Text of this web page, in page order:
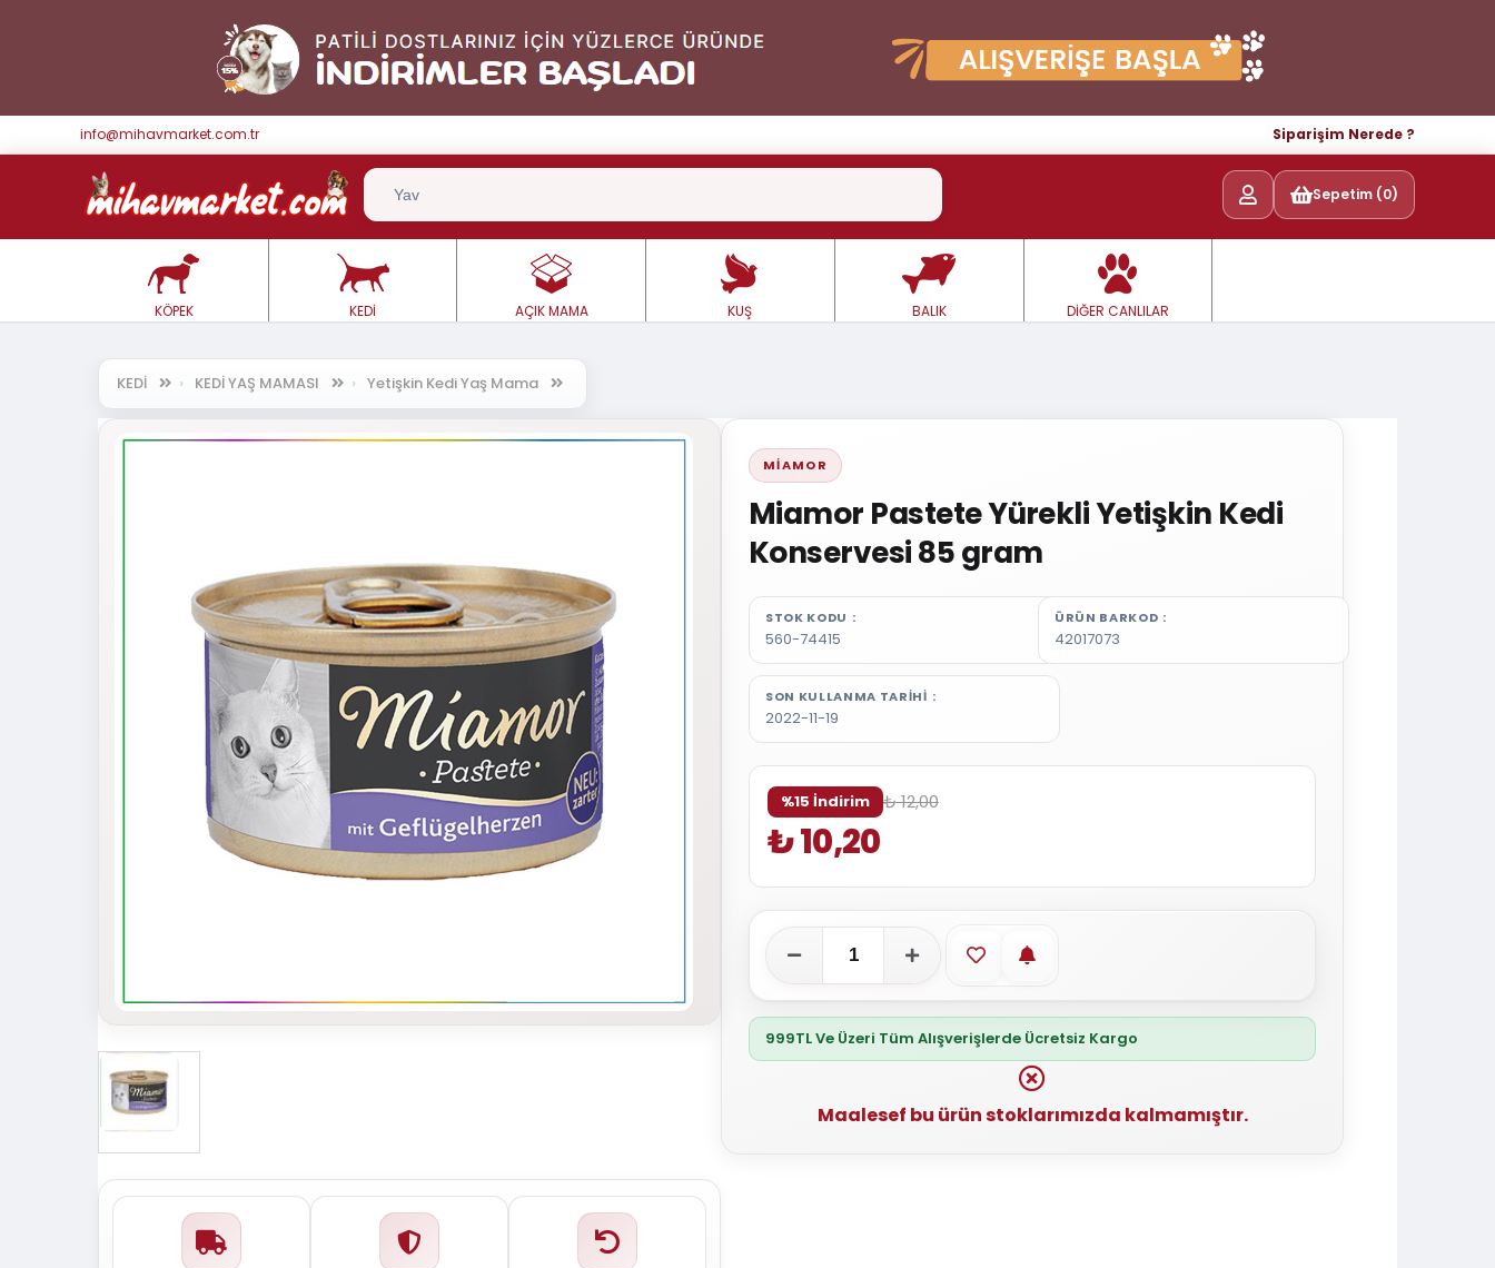
info@mihavmarket.com.tr Siparişim Nerede ?
Sepetim (0)
KÖPEK KEDİ AÇIK MAMA KUŞ BALIK DİĞER CANLILAR
KEDİ KEDİ YAŞ MAMASI Yetişkin Kedi Yaş Mama
MIAMOR
Miamor Pastete Yürekli Yetişkin Kedi
Konservesi 85 gram
STOK KODU
560-74415
ÜRÜN BARKOD
42017073
SON KULLANMA TARIHI
2022-11-19
%15 İndirim ₺ 12,00
₺ 10,20
Favorilere ekle
Stoğa gelince haber ver
999TL Ve Üzeri Tüm Alışverişlerde Ücretsiz Kargo
Maalesef bu ürün stoklarımızda kalmamıştır.